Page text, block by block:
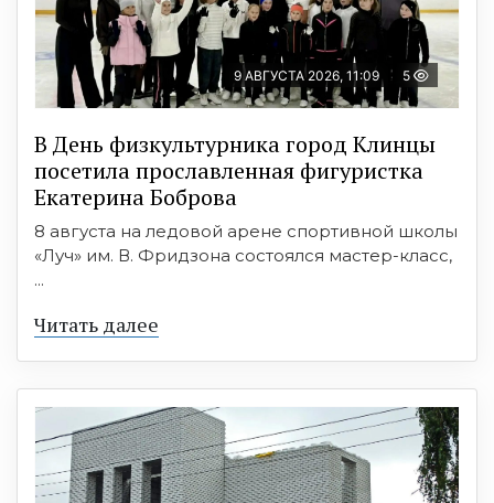
9 АВГУСТА 2026, 11:09 5
В День физкультурника город Клинцы
посетила прославленная фигуристка
Екатерина Боброва
8 августа на ледовой арене спортивной школы
«Луч» им. В. Фридзона состоялся мастер-класс,
...
Читать далее